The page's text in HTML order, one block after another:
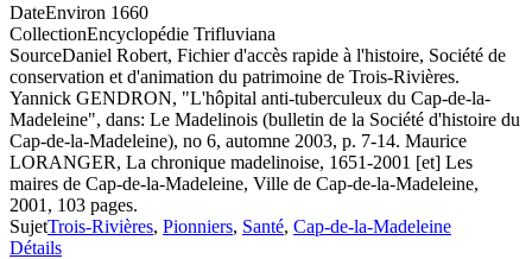
DateEnviron 1660
CollectionEncyclopédie Trifluviana
SourceDaniel Robert, Fichier d'accès rapide à l'histoire, Société de
conservation et d'animation du patrimoine de Trois-Rivières.
Yannick GENDRON, "L'hôpital anti-tuberculeux du Cap-de-la-
Madeleine", dans: Le Madelinois (bulletin de la Société d'histoire du
Cap-de-la-Madeleine), no 6, automne 2003, p. 7-14. Maurice
LORANGER, La chronique madelinoise, 1651-2001 [et] Les
maires de Cap-de-la-Madeleine, Ville de Cap-de-la-Madeleine,
2001, 103 pages.
SujetTrois-Rivières, Pionniers, Santé, Cap-de-la-Madeleine
Détails